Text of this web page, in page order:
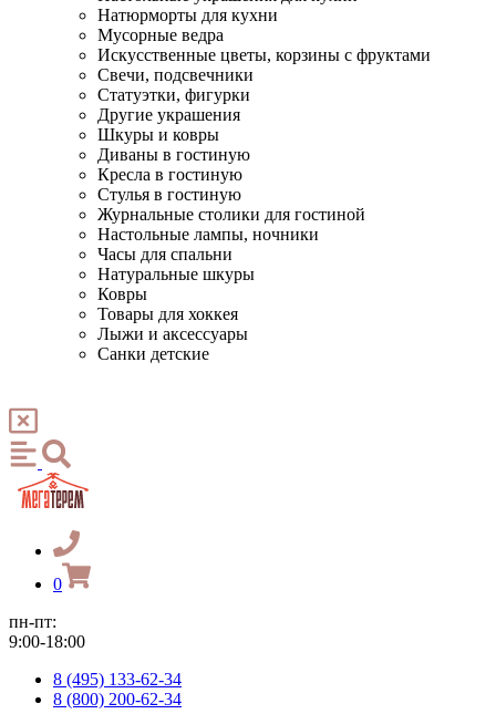
Натюрморты для кухни
Мусорные ведра
Искусственные цветы, корзины с фруктами
Свечи, подсвечники
Статуэтки, фигурки
Другие украшения
Шкуры и ковры
Диваны в гостиную
Кресла в гостиную
Стулья в гостиную
Журнальные столики для гостиной
Настольные лампы, ночники
Часы для спальни
Натуральные шкуры
Ковры
Товары для хоккея
Лыжи и аксессуары
Санки детские
0
пн-пт:
9:00-18:00
8 (495) 133-62-34
8 (800) 200-62-34